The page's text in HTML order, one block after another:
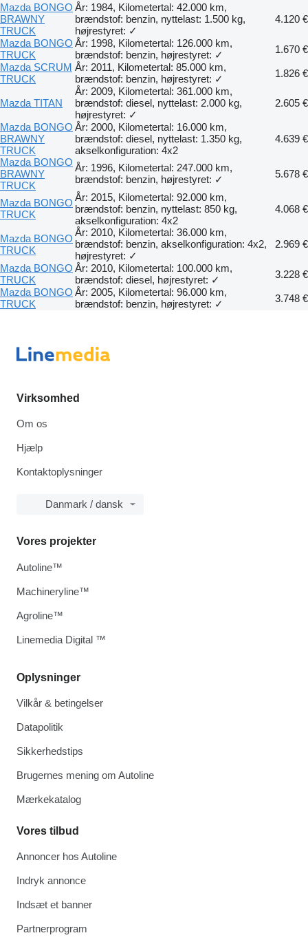
Mazda BONGO
BRAWNY
TRUCK
År: 1984, Kilometertal: 42.000 km,
brændstof: benzin, nyttelast: 1.500 kg,
højrestyret: ✓
4.120 €
Mazda BONGO
TRUCK
År: 1998, Kilometertal: 126.000 km,
brændstof: benzin, højrestyret: ✓
1.670 €
Mazda SCRUM
TRUCK
År: 2011, Kilometertal: 85.000 km,
brændstof: benzin, højrestyret: ✓
1.826 €
Mazda TITAN
År: 2009, Kilometertal: 361.000 km,
brændstof: diesel, nyttelast: 2.000 kg,
højrestyret: ✓
2.605 €
Mazda BONGO
BRAWNY
TRUCK
År: 2000, Kilometertal: 16.000 km,
brændstof: diesel, nyttelast: 1.350 kg,
akselkonfiguration: 4x2
4.639 €
Mazda BONGO
BRAWNY
TRUCK
År: 1996, Kilometertal: 247.000 km,
brændstof: benzin, højrestyret: ✓
5.678 €
Mazda BONGO
TRUCK
År: 2015, Kilometertal: 92.000 km,
brændstof: benzin, nyttelast: 850 kg,
akselkonfiguration: 4x2
4.068 €
Mazda BONGO
TRUCK
År: 2010, Kilometertal: 36.000 km,
brændstof: benzin, akselkonfiguration: 4x2,
højrestyret: ✓
2.969 €
Mazda BONGO
TRUCK
År: 2010, Kilometertal: 100.000 km,
brændstof: diesel, højrestyret: ✓
3.228 €
Mazda BONGO
TRUCK
År: 2005, Kilometertal: 96.000 km,
brændstof: benzin, højrestyret: ✓
3.748 €
Virksomhed
Om os
Hjælp
Kontaktoplysninger
Danmark / dansk
Oplysninger
Vilkår & betingelser
Datapolitik
Sikkerhedstips
Brugernes mening om Autoline
Mærkekatalog
Vores tilbud
Annoncer hos Autoline
Indryk annonce
Indsæt et banner
Partnerprogram
Vores projekter
Autoline™
Machineryline™
Agroline™
Linemedia Digital ™